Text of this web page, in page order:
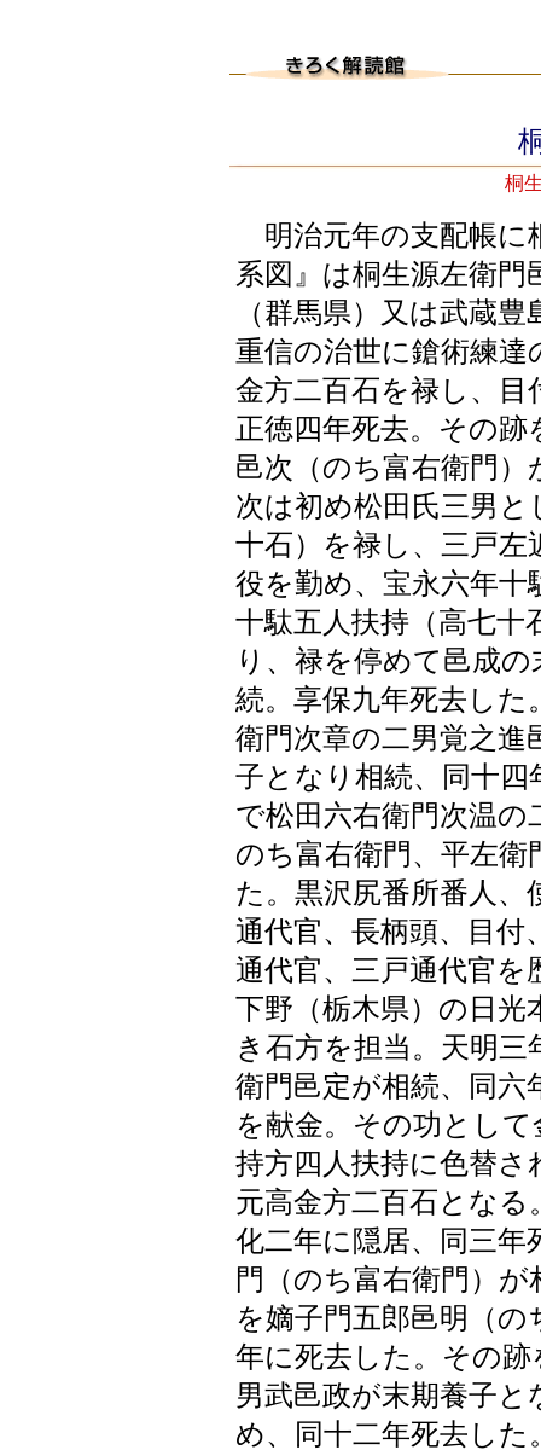
桐
明治元年の支配帳に
系図』は桐生源左衛
（群馬県）又は武蔵
重信の治世に鎗術練
金方二百石を禄し、
正徳四年死去。その跡
邑次（のち富右衛門
次は初め松田氏三男
十石）を禄し、三戸左
役を勤め、宝永六年十
十駄五人扶持（高七十
り、禄を停めて邑成
続。享保九年死去し
衛門次章の二男覚之進
子となり相続、同十
で松田六右衛門次温の
のち富右衛門、平左
た。黒沢尻番所番人、
通代官、長柄頭、目付
通代官、三戸通代官を
下野（栃木県）の日光
き石方を担当。天明
衛門邑定が相続、同六
を献金。その功とし
持方四人扶持に色替
元高金方二百石となる
化二年に隠居、同三年
門（のち富右衛門）
を嫡子門五郎邑明（
年に死去した。その
男武邑政が末期養子
め、同十二年死去し